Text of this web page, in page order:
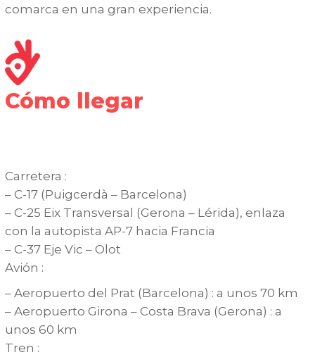
comarca en una gran experiencia.
Cómo llegar
Carretera :
– C-17 (Puigcerdà – Barcelona)
– C-25 Eix Transversal (Gerona – Lérida), enlaza
con la autopista AP-7 hacia Francia
– C-37 Eje Vic – Olot
Avión :
– Aeropuerto del Prat (Barcelona) : a unos 70 km
– Aeropuerto Girona – Costa Brava (Gerona) : a
unos 60 km
Tren :